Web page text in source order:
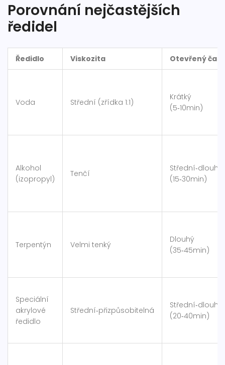
Porovnání nejčastějších
ředidel
Ředidlo Viskozita Otevřený čas
Voda Střední (zřídka 1:1)
Krátký
(5‑10min)
Alkohol
(izopropyl)
Tenčí
Střední‑dlouhý
(15‑30min)
Terpentýn Velmi tenký
Dlouhý
(35‑45min)
Speciální
akrylové
ředidlo
Střední‑přizpůsobitelná
Střední‑dlouhý
(20‑40min)